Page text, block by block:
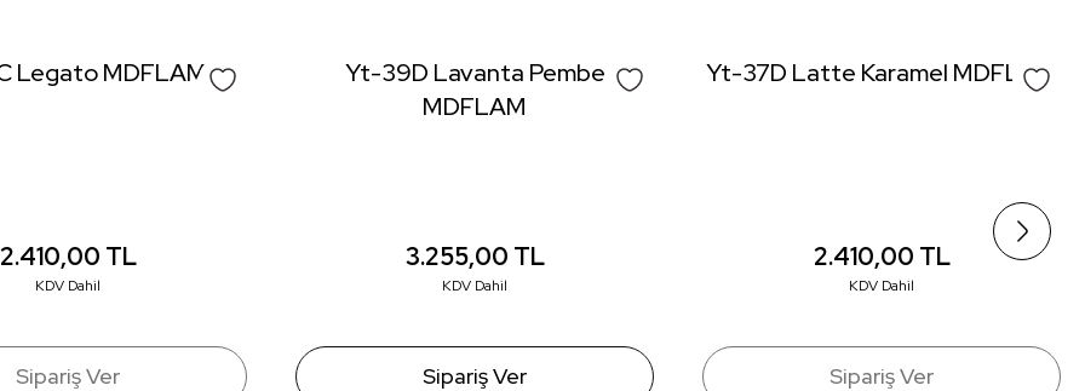
Legato MDFLAM
2.410,00 TL
KDV Dahil
Sipariş Ver
Yt-39D Lavanta Pembe
MDFLAM
3.255,00 TL
KDV Dahil
Sipariş Ver
Yt-37D Latte Karamel MDFLAM
2.410,00 TL
KDV Dahil
Sipariş Ver